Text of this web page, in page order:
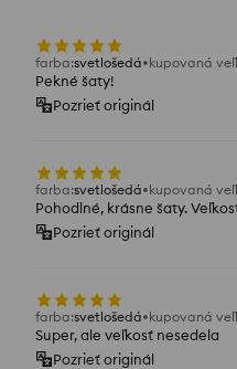
farba:svetlošedá kupovaná
Pekné šaty!
Pozrieť originál
farba:svetlošedá kupovaná
Pohodlné, krásne šaty.
Pozrieť originál
farba:svetlošedá kupovaná
Super, ale veľkosť nesedela
Pozrieť originál